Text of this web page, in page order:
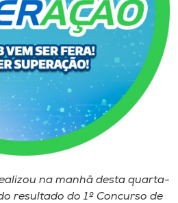
na manhã desta quarta-
resultado do 1º Concurso de